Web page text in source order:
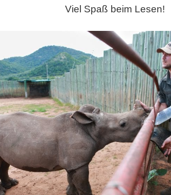
Viel Spaß beim Lesen!